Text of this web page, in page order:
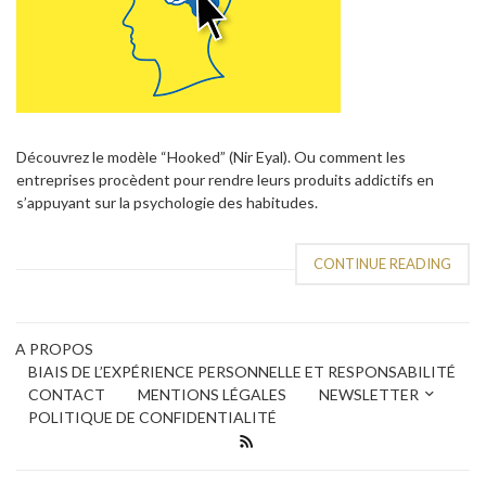
Découvrez le modèle “Hooked” (Nir Eyal). Ou comment les
entreprises procèdent pour rendre leurs produits addictifs en
s’appuyant sur la psychologie des habitudes.
CONTINUE READING
A PROPOS
BIAIS DE L’EXPÉRIENCE PERSONNELLE ET RESPONSABILITÉ
CONTACT
MENTIONS LÉGALES
NEWSLETTER
POLITIQUE DE CONFIDENTIALITÉ